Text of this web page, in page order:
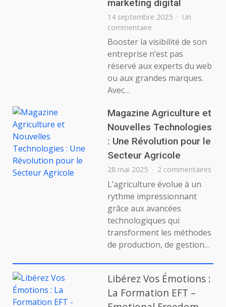
marketing digital
14 septembre 2025
Un
commentaire
C’est
pas
sorcier
de
booster
de
son
entreprise
:
stratégies
et
marketing
digital
Booster la visibilité de son
entreprise n’est pas
réservé aux experts du web
ou aux grandes marques.
Avec…
Magazine Agriculture et
Nouvelles Technologies
: Une Révolution pour le
Secteur Agricole
28 mai 2025 2 commentaires
L’agriculture évolue à un
rythme impressionnant
grâce aux avancées
technologiques qui
transforment les méthodes
de production, de gestion…
Libérez Vos Émotions :
La Formation EFT –